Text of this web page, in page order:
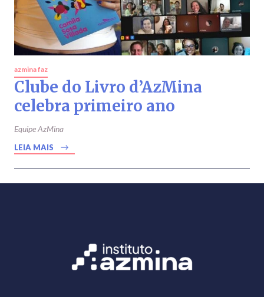
azmina faz
Clube do Livro d’AzMina
celebra primeiro ano
Equipe AzMina